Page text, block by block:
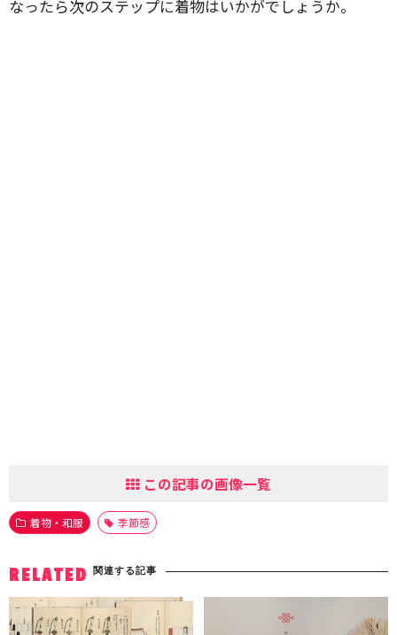
なったら次のステップに着物はいかがでしょうか。
この記事の画像一覧
着物・和服 季節感
RELATED 関連する記事